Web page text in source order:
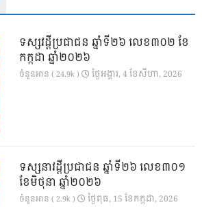
ទស្សវដ្តីប្រជាជន ឆ្នាំទី២៦ លេខ៣០២ ខែ
កក្កដា ឆ្នាំ២០២៦
ចំនួនអាន ( 24.9k ) ថ្ងៃ​អង្គារ, 4 ខែ​សីហា, 2026
ទស្សនាវដ្ដីប្រជាជន ឆ្នាំទី២៦ លេខ៣០១
ខែមិថុនា ឆ្នាំ២០២៦
ចំនួនអាន ( 2.9k ) ថ្ងៃ​ពុធ, 15 ខែ​កក្កដា, 2026